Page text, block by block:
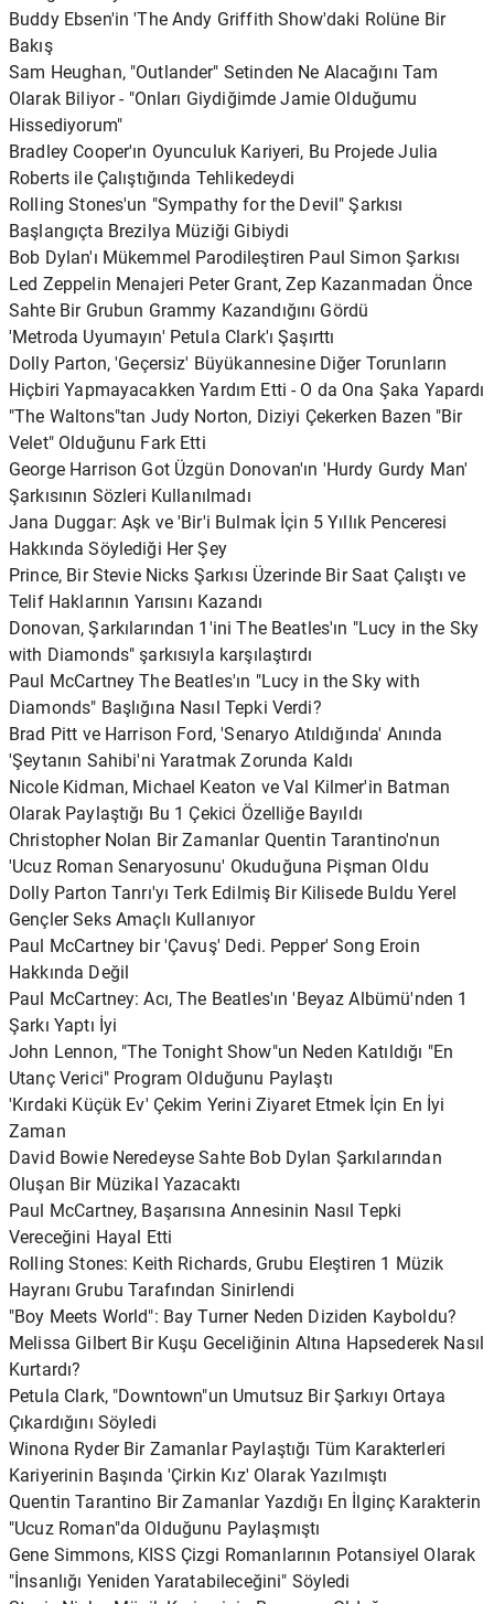
Buddy Ebsen'in 'The Andy Griffith Show'daki Rolüne Bir
Bakış
Sam Heughan, "Outlander" Setinden Ne Alacağını Tam
Olarak Biliyor - "Onları Giydiğimde Jamie Olduğumu
Hissediyorum"
Bradley Cooper'ın Oyunculuk Kariyeri, Bu Projede Julia
Roberts ile Çalıştığında Tehlikedeydi
Rolling Stones'un "Sympathy for the Devil" Şarkısı
Başlangıçta Brezilya Müziği Gibiydi
Bob Dylan'ı Mükemmel Parodileştiren Paul Simon Şarkısı
Led Zeppelin Menajeri Peter Grant, Zep Kazanmadan Önce
Sahte Bir Grubun Grammy Kazandığını Gördü
'Metroda Uyumayın' Petula Clark'ı Şaşırttı
Dolly Parton, 'Geçersiz' Büyükannesine Diğer Torunların
Hiçbiri Yapmayacakken Yardım Etti - O da Ona Şaka Yapardı
"The Waltons"tan Judy Norton, Diziyi Çekerken Bazen "Bir
Velet" Olduğunu Fark Etti
George Harrison Got Üzgün ​​Donovan'ın 'Hurdy Gurdy Man'
Şarkısının Sözleri Kullanılmadı
Jana Duggar: Aşk ve 'Bir'i Bulmak İçin 5 Yıllık Penceresi
Hakkında Söylediği Her Şey
Prince, Bir Stevie Nicks Şarkısı Üzerinde Bir Saat Çalıştı ve
Telif Haklarının Yarısını Kazandı
Donovan, Şarkılarından 1'ini The Beatles'ın "Lucy in the Sky
with Diamonds" şarkısıyla karşılaştırdı
Paul McCartney The Beatles'ın "Lucy in the Sky with
Diamonds" Başlığına Nasıl Tepki Verdi?
Brad Pitt ve Harrison Ford, 'Senaryo Atıldığında' Anında
'Şeytanın Sahibi'ni Yaratmak Zorunda Kaldı
Nicole Kidman, Michael Keaton ve Val Kilmer'in Batman
Olarak Paylaştığı Bu 1 Çekici Özelliğe Bayıldı
Christopher Nolan Bir Zamanlar Quentin Tarantino'nun
'Ucuz Roman Senaryosunu' Okuduğuna Pişman Oldu
Dolly Parton Tanrı'yı ​​Terk Edilmiş Bir Kilisede Buldu Yerel
Gençler Seks Amaçlı Kullanıyor
Paul McCartney bir 'Çavuş' Dedi. Pepper' Song Eroin
Hakkında Değil
Paul McCartney: Acı, The Beatles'ın 'Beyaz Albümü'nden 1
Şarkı Yaptı İyi
John Lennon, "The Tonight Show"un Neden Katıldığı "En
Utanç Verici" Program Olduğunu Paylaştı
'Kırdaki Küçük Ev' Çekim Yerini Ziyaret Etmek İçin En İyi
Zaman
David Bowie Neredeyse Sahte Bob Dylan Şarkılarından
Oluşan Bir Müzikal Yazacaktı
Paul McCartney, Başarısına Annesinin Nasıl Tepki
Vereceğini Hayal Etti
Rolling Stones: Keith Richards, Grubu Eleştiren 1 Müzik
Hayranı Grubu Tarafından Sinirlendi
"Boy Meets World": Bay Turner Neden Diziden Kayboldu?
Melissa Gilbert Bir Kuşu Geceliğinin Altına Hapsederek Nasıl
Kurtardı?
Petula Clark, "Downtown"un Umutsuz Bir Şarkıyı Ortaya
Çıkardığını Söyledi
Winona Ryder Bir Zamanlar Paylaştığı Tüm Karakterleri
Kariyerinin Başında 'Çirkin Kız' Olarak Yazılmıştı
Quentin Tarantino Bir Zamanlar Yazdığı En İlginç Karakterin
"Ucuz Roman"da Olduğunu Paylaşmıştı
Gene Simmons, KISS Çizgi Romanlarının Potansiyel Olarak
"İnsanlığı Yeniden Yaratabileceğini" Söyledi